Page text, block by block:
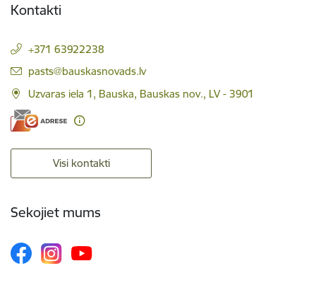
Kontakti
+371 63922238
E-pasts:
pasts@bauskasnovads.lv
Uzvaras iela 1, Bauska, Bauskas nov., LV - 3901
Visi kontakti
Sekojiet mums